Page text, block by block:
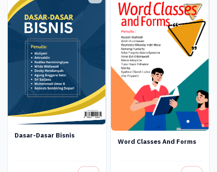
Dasar-Dasar Bisnis
Word Classes And Forms